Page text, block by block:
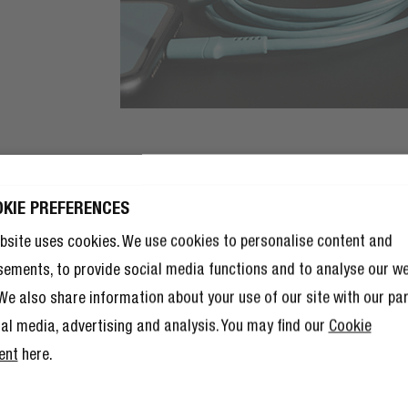
PREFERENCES
uses cookies. We use cookies to personalise content and
to provide social media functions and to analyse our
also share information about your use of our site with our
media, advertising and analysis. You may find our Cookie
here.
10% KORTING
VOLGENDE
korting nog niet genoeg is,
worden van The Rebel Club ook
andere voordelen.Lees hier meer.